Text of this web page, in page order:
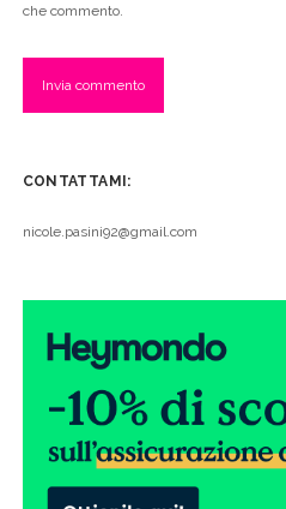
che commento.
CONTATTAMI:
nicole.pasini92@gmail.com